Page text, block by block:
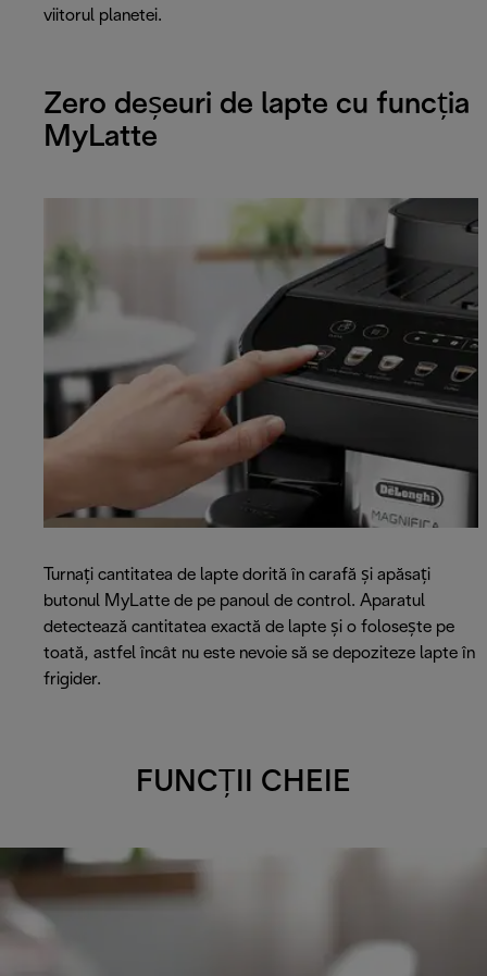
viitorul planetei.
Zero deșeuri de lapte cu funcția
MyLatte
Turnați cantitatea de lapte dorită în carafă și apăsați
butonul MyLatte de pe panoul de control. Aparatul
detectează cantitatea exactă de lapte și o folosește pe
toată, astfel încât nu este nevoie să se depoziteze lapte în
frigider.
FUNCȚII CHEIE